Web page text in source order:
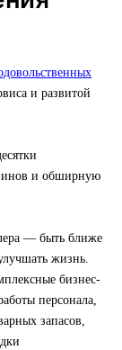
и развитой
и обширную
— быть ближе
жизнь.
бизнес-
персонала,
запасов,